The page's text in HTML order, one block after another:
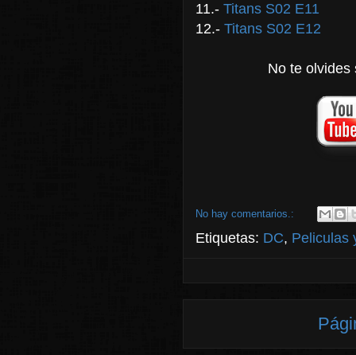
11.- Titans S02 E11
12.- Titans S02 E12
No te olvides
No hay comentarios.:
Etiquetas: DC, Peliculas